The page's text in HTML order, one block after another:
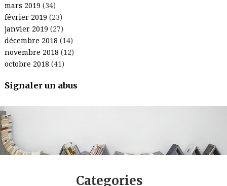
mars 2019 (34)
février 2019 (23)
janvier 2019 (27)
décembre 2018 (14)
novembre 2018 (12)
octobre 2018 (41)
Signaler un abus
.
.
.
.
Categories